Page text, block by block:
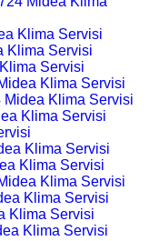
Klima Servisi
Klima Servisi
Servisi
Klima Servisi
Klima Servisi
Klima Servisi
Klima Servisi
Klima Servisi
Klima Servisi
Klima Servisi
Klima Servisi
Klima Servisi